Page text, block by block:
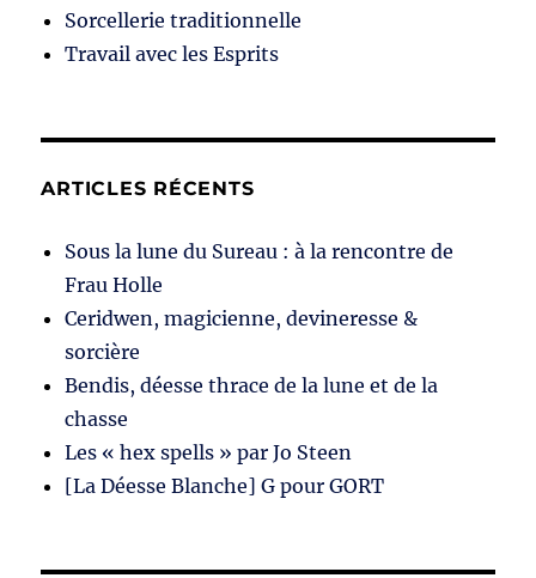
Sorcellerie traditionnelle
Travail avec les Esprits
ARTICLES RÉCENTS
Sous la lune du Sureau : à la rencontre de
Frau Holle
Ceridwen, magicienne, devineresse &
sorcière
Bendis, déesse thrace de la lune et de la
chasse
Les « hex spells » par Jo Steen
[La Déesse Blanche] G pour GORT